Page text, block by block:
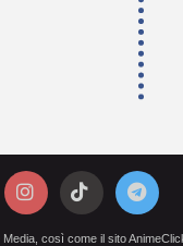
così come il sito